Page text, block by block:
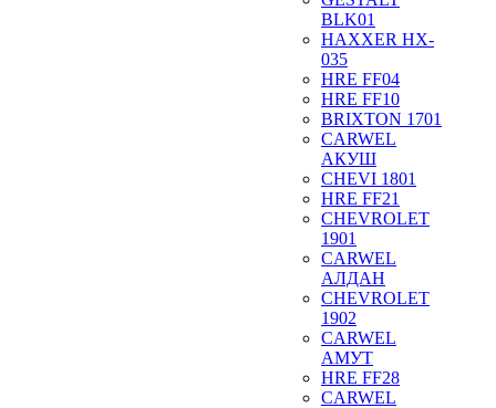
BLK01
HAXXER HX-
035
HRE FF04
HRE FF10
BRIXTON 1701
CARWEL
АКУШ
CHEVI 1801
HRE FF21
CHEVROLET
1901
CARWEL
АЛДАН
CHEVROLET
1902
CARWEL
АМУТ
HRE FF28
CARWEL